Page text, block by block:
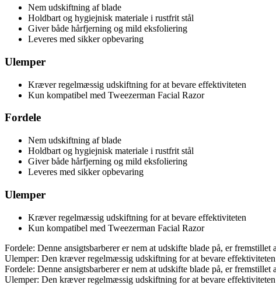
Nem udskiftning af blade
Holdbart og hygiejnisk materiale i rustfrit stål
Giver både hårfjerning og mild eksfoliering
Leveres med sikker opbevaring
Ulemper
Kræver regelmæssig udskiftning for at bevare effektiviteten
Kun kompatibel med Tweezerman Facial Razor
Fordele
Nem udskiftning af blade
Holdbart og hygiejnisk materiale i rustfrit stål
Giver både hårfjerning og mild eksfoliering
Leveres med sikker opbevaring
Ulemper
Kræver regelmæssig udskiftning for at bevare effektiviteten
Kun kompatibel med Tweezerman Facial Razor
Fordele: Denne ansigtsbarberer er nem at udskifte blade på, er
Ulemper: Den kræver regelmæssig udskiftning for at bevare
Fordele: Denne ansigtsbarberer er nem at udskifte blade på, er
Ulemper: Den kræver regelmæssig udskiftning for at bevare